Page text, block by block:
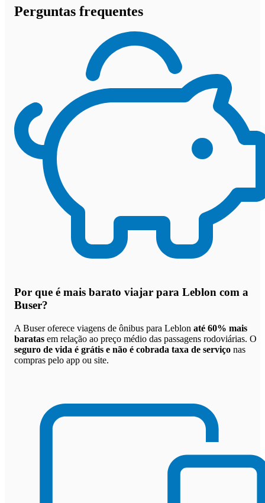
Perguntas frequentes
Por que é mais barato viajar para Leblon com a
Buser?
A Buser oferece viagens de ônibus para Leblon até 60% mais
baratas em relação ao preço médio das passagens rodoviárias. O
seguro de vida é grátis e não é cobrada taxa de serviço nas
compras pelo app ou site.